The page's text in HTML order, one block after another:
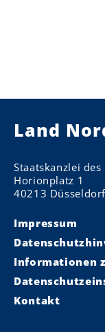
Land
Staatskanzlei
Horionplatz 1
40213 Düsseldorf
Impressum
Informationen
Kontakt